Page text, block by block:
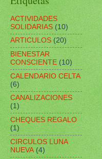
ACTIVIDADES
SOLIDARIAS (10)
ARTICULOS (20)
BIENESTAR
CONSCIENTE (10)
CALENDARIO CELTA
(6)
CANALIZACIONES
(1)
CHEQUES REGALO
(1)
CIRCULOS LUNA
NUEVA (4)